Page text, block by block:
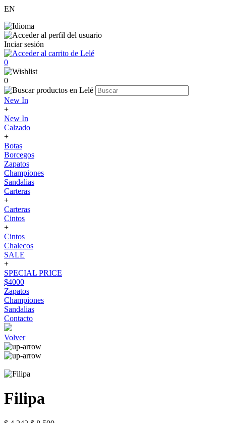
EN
Inciar sesión
0
0
New In
+
New In
Calzado
+
Botas
Borcegos
Zapatos
Championes
Sandalias
Carteras
+
Carteras
Cintos
+
Cintos
Chalecos
SALE
+
SPECIAL PRICE
$4000
Zapatos
Championes
Sandalias
Contacto
Volver
Filipa